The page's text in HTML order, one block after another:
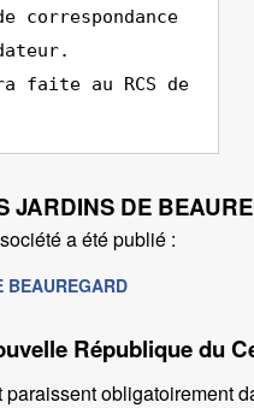
correspondance
faite au RCS de
JARDINS DE
a été publié :
République du
obligatoirement